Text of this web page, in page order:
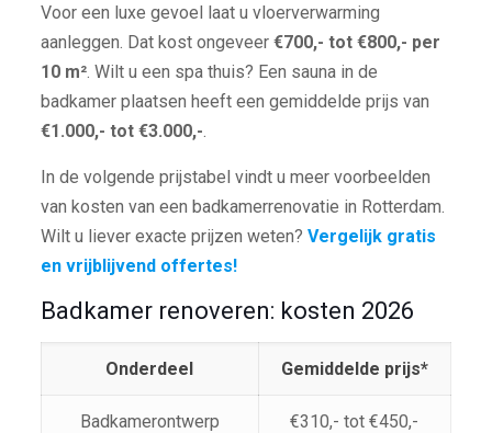
Voor een luxe gevoel laat u vloerverwarming
aanleggen. Dat kost ongeveer €700,- tot €800,- per
10 m². Wilt u een spa thuis? Een sauna in de
badkamer plaatsen heeft een gemiddelde prijs van
€1.000,- tot €3.000,-.
In de volgende prijstabel vindt u meer voorbeelden
van kosten van een badkamerrenovatie in Rotterdam.
Wilt u liever exacte prijzen weten? Vergelijk gratis
en vrijblijvend offertes!
Badkamer renoveren: kosten 2026
Onderdeel Gemiddelde prijs*
Badkamerontwerp €310,- tot €450,-